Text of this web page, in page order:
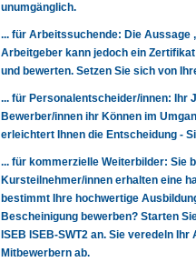
unumgänglich.
... für Arbeitssuchende: Die Aussage
Arbeitgeber kann jedoch ein
und bewerten. Setzen Sie sich von
... für Personalentscheider/innen: Ihr
Bewerber/innen ihr Können im
erleichtert Ihnen die Entscheidung -
... für kommerzielle Weiterbilder: Sie
Kursteilnehmer/innen erhalten eine
bestimmt Ihre hochwertige
Bescheinigung bewerben? Starten
ISEB ISEB-SWT2 an. Sie veredeln
Mitbewerbern ab.